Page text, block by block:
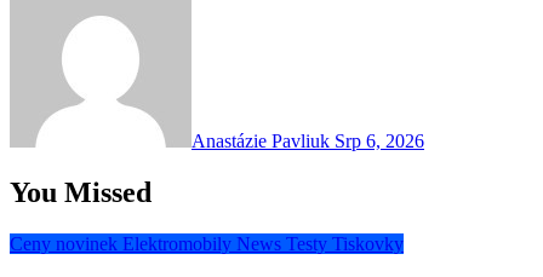
Anastázie Pavliuk Srp 6, 2026
You Missed
Ceny novinek Elektromobily News Testy Tiskovky